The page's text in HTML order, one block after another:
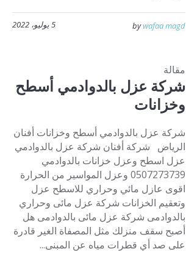
5 يوليو، 2022 bywafaa magd
مقالة
شركة عزل بالدوادمي أسطح
وخزانات
شركة عزل بالدوادمي أسطح وخزانات أفنان
الرياض شركة أفنان شركة عزل بالدوادمي
عزل اسطح وعزل خزانات بالدوادمي
0507273739 وعزل المواسير من الحرارة
اقوى عازل مائي وحراري للاسطح عزل
وتعقيم الخزانات شركة عزل مائى وحراري
بالدوادمى شركة عزل مائى بالدوادمى هل
أصبح سقف منزلك مثل المصفاة الغير قادرة
على صد أي قطرات مياه عن المبنى...